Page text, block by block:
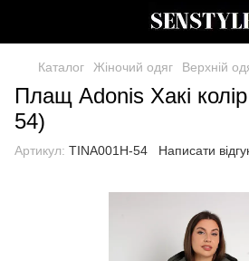
Каталог Жіночий одяг Верхній
Плащ Adonis Хакі
54)
Артикул: TINA001H-54 Написати